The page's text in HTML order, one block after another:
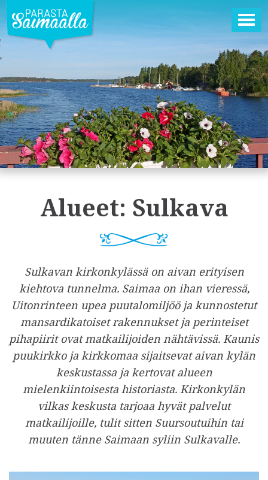
Alueet: Sulkava
Sulkavan kirkonkylässä on aivan erityisen
kiehtova tunnelma. Saimaa on ihan vieressä,
Uitonrinteen upea puutalomiljöö ja kunnostetut
mansardikatoiset rakennukset ja perinteiset
pihapiirit ovat matkailijoiden nähtävissä. Kaunis
puukirkko ja kirkkomaa sijaitsevat aivan kylän
keskustassa ja kertovat alueen
mielenkiintoisesta historiasta. Kirkonkylän
vilkas keskusta tarjoaa hyvät palvelut
matkailijoille, tulit sitten Suursoutuihin tai
muuten tänne Saimaan syliin Sulkavalle.